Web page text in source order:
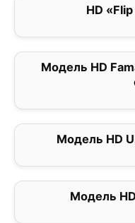
HD
Модель HD
Модель HD
Модель